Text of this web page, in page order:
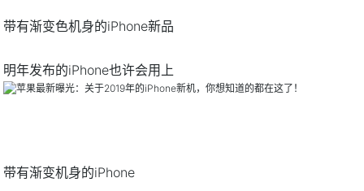
带有渐变色机身的iPhone新品
明年发布的iPhone也许会用上
带有渐变机身的iPhone